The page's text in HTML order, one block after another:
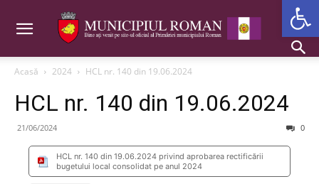
Acasă 2024 HCL nr. 140 din 19.06.2024
HCL nr. 140 din 19.06.2024
21/06/2024 0
HCL nr. 140 din 19.06.2024 privind aprobarea rectificării
bugetului local consolidat pe anul 2024